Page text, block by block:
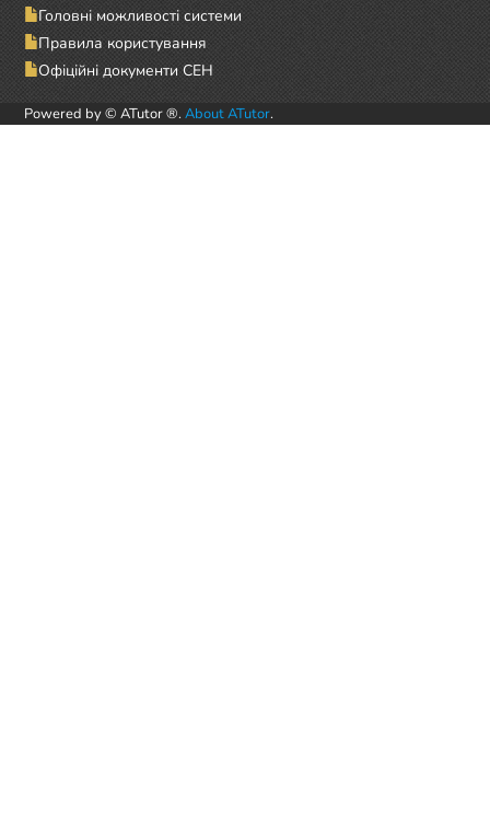
Головні можливості системи
Правила користування
Офіційні документи СЕН
Powered by © ATutor ®. About ATutor.